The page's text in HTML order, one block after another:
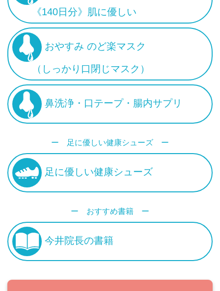
《140日分》肌に優しい
おやすみ のど楽マスク
（しっかり口閉じマスク）
鼻洗浄・口テープ・腸内サプリ
ー 足に優しい健康シューズ ー
足に優しい健康シューズ
ー おすすめ書籍 ー
今井院長の書籍